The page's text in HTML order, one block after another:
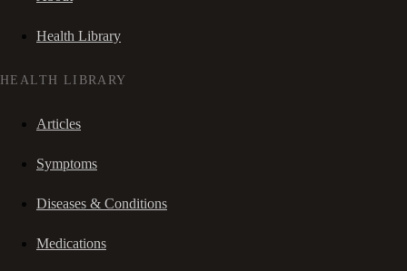
Health Library
HEALTH LIBRARY
Articles
Symptoms
Diseases & Conditions
Medications